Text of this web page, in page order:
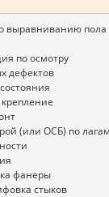
выравниванию пола
по осмотру
дефектов
состояния
(или ОСБ) по
фанеры
стыков